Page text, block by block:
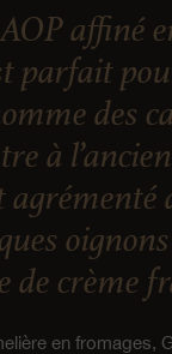
affiné
parfait
des
à
de crème
en fromages,